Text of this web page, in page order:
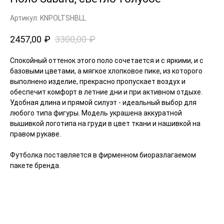
Артикул: KNPOLTSHBLL
2457,00 ₽ 3300,00 ₽
Спокойный оттенок этого поло сочетается и с яркими, и с
базовыми цветами, а мягкое хлопковое пике, из которого
выполнено изделие, прекрасно пропускает воздух и
обеспечит комфорт в летние дни и при активном отдыхе.
Удобная длина и прямой силуэт - идеальный выбор для
любого типа фигуры. Модель украшена аккуратной
вышивкой логотипа на груди в цвет ткани и нашивкой на
правом рукаве.
Футболка поставляется в фирменном биоразлагаемом
пакете бренда.